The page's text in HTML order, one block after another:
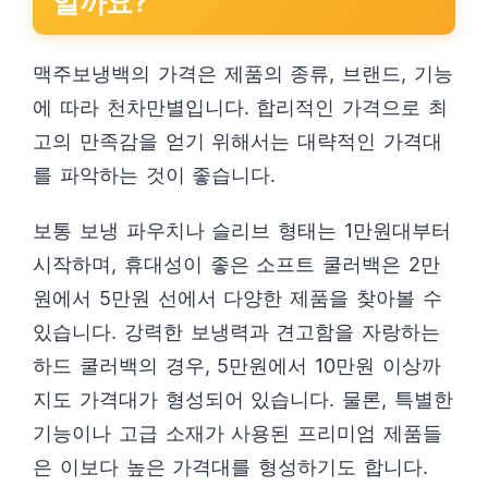
맥주보냉백의 가격은 제품의 종류, 브랜드, 기능
에 따라 천차만별입니다. 합리적인 가격으로 최
고의 만족감을 얻기 위해서는 대략적인 가격대
를 파악하는 것이 좋습니다.
보통 보냉 파우치나 슬리브 형태는 1만원대부터
시작하며, 휴대성이 좋은 소프트 쿨러백은 2만
원에서 5만원 선에서 다양한 제품을 찾아볼 수
있습니다. 강력한 보냉력과 견고함을 자랑하는
하드 쿨러백의 경우, 5만원에서 10만원 이상까
지도 가격대가 형성되어 있습니다. 물론, 특별한
기능이나 고급 소재가 사용된 프리미엄 제품들
은 이보다 높은 가격대를 형성하기도 합니다.